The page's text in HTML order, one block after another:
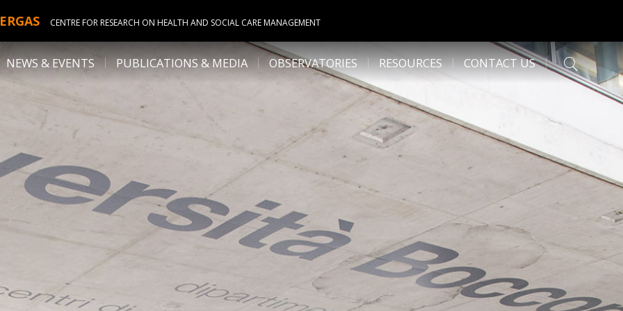
CENTRE FOR RESEARCH ON HEALTH AND SOCIAL CARE MANAGEMENT
NEWS & EVENTS PUBLICATIONS & MEDIA OBSERVATORIES RESOURCES CONTACT US